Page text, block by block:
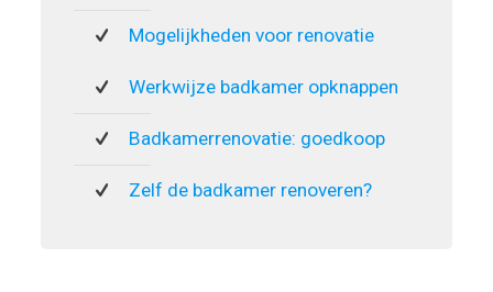
Mogelijkheden voor renovatie
Werkwijze badkamer opknappen
Badkamerrenovatie: goedkoop
Zelf de badkamer renoveren?